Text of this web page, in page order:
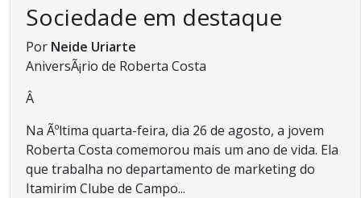
Sociedade em destaque
Por Neide Uriarte
AniversÃ¡rio de Roberta Costa
Â
Na Ãºltima quarta-feira, dia 26 de agosto, a jovem
Roberta Costa comemorou mais um ano de vida. Ela
que trabalha no departamento de marketing do
Itamirim Clube de Campo...